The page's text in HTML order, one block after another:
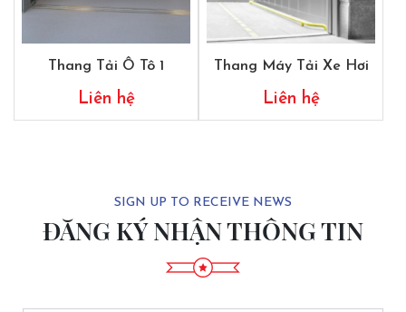
Thang Tải Ô Tô 1
Liên hệ
Thang Máy Tải Xe Hơi
Liên hệ
SIGN UP TO RECEIVE NEWS
ĐĂNG KÝ NHẬN THÔNG TIN